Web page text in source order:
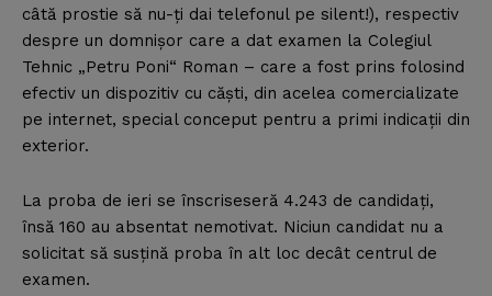
câtă prostie să nu-ţi dai telefonul pe silent!), respectiv
despre un domnişor care a dat examen la Colegiul
Tehnic „Petru Poni“ Roman – care a fost prins folosind
efectiv un dispozitiv cu căşti, din acelea comercializate
pe internet, special conceput pentru a primi indicaţii din
exterior.
La proba de ieri se înscriseseră 4.243 de candidaţi,
însă 160 au absentat nemotivat. Niciun candidat nu a
solicitat să susţină proba în alt loc decât centrul de
examen.